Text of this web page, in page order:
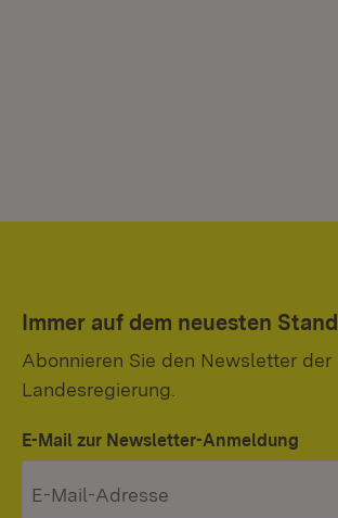
Immer auf dem neuesten Stand
Abonnieren Sie den Newsletter der
Landesregierung.
E-Mail zur Newsletter-Anmeldung